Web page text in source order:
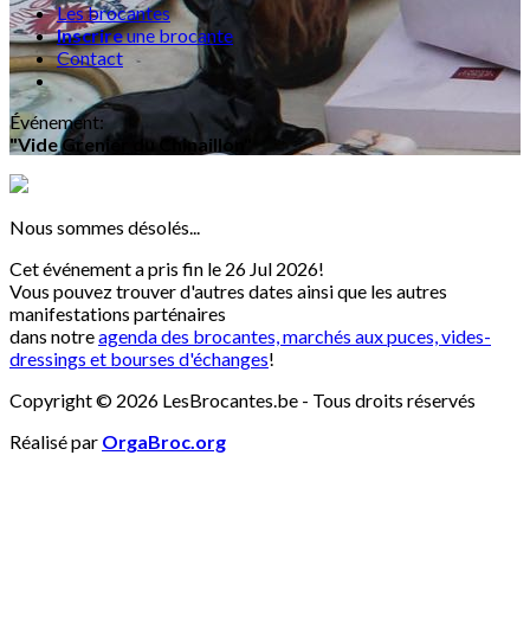
Les brocantes
Inscrireune brocante
Contact
Événement:
"Vide Grenier du Chinaillon"
Nous sommes désolés...
Cet événement a pris fin le 26 Jul 2026!
Vous pouvez trouver d'autres dates ainsi que les autres
manifestations parténaires
dans notreagenda des brocantes, marchés aux puces, vides-
dressings et bourses d'échanges!
Copyright © 2026 LesBrocantes.be - Tous droits réservés
Réalisé par OrgaBroc.org